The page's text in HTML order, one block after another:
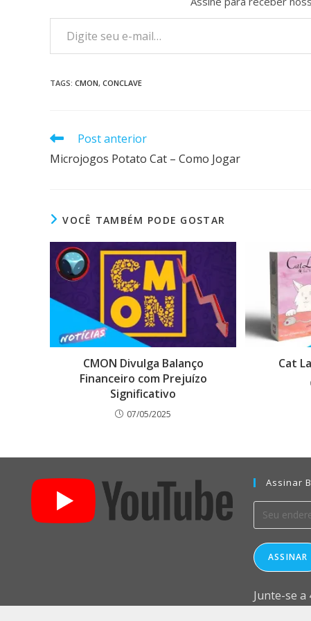
TAGS: CMON, CONCLAVE
Post anterior
Microjogos Potato Cat – Como Jogar
VOCÊ TAMBÉM PODE GOSTAR
CMON Divulga Balanço
Financeiro com Prejuízo
Significativo
07/05/2025
Cat
Assinar
ASSINAR
Junte-se